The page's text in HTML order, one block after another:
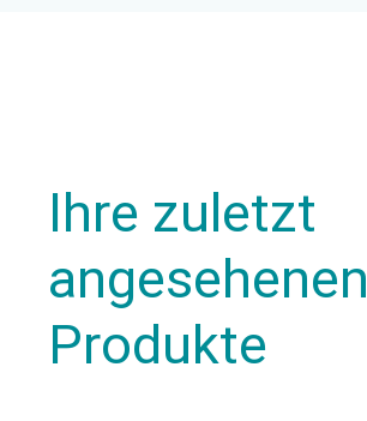
Ihre zuletzt
angesehenen
Produkte